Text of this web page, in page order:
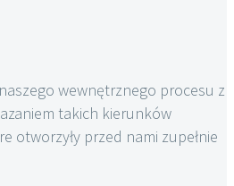
wewnętrznego procesu z
takich kierunków
otworzyły przed nami zupełnie